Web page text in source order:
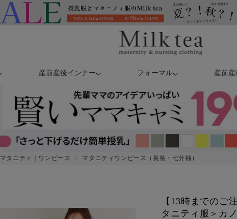
産前産後インナー フォーマル 産前
マタニティ｜ワンピース マタニティワンピース（長袖・七分袖）
【13時までのご
タニティ服＞カ